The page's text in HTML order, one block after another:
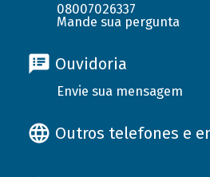
08007026337
Mande sua pergunta
Ouvidoria
Envie sua mensagem
Outros telefones e